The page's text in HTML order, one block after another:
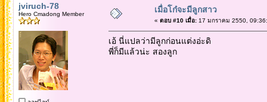
jviruch-78
Hero Cmadong Member เมื่อโก๋จะมีลูกสาว
« ตอบ #10 เมื่อ:17 มกราคม 2550,
เอ้ นี่แปลว่ามีลูกก่อนแต่งอ่ะดิ
พี่ก็มีแล้วน่ะ สองลูก